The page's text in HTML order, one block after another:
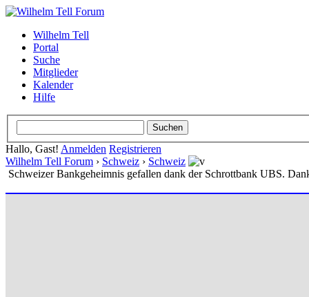
Wilhelm Tell
Portal
Suche
Mitglieder
Kalender
Hilfe
Hallo, Gast! Anmelden Registrieren
Wilhelm Tell Forum › Schweiz › Schweiz
Schweizer Bankgeheimnis gefallen dank der Schrottbank UBS.